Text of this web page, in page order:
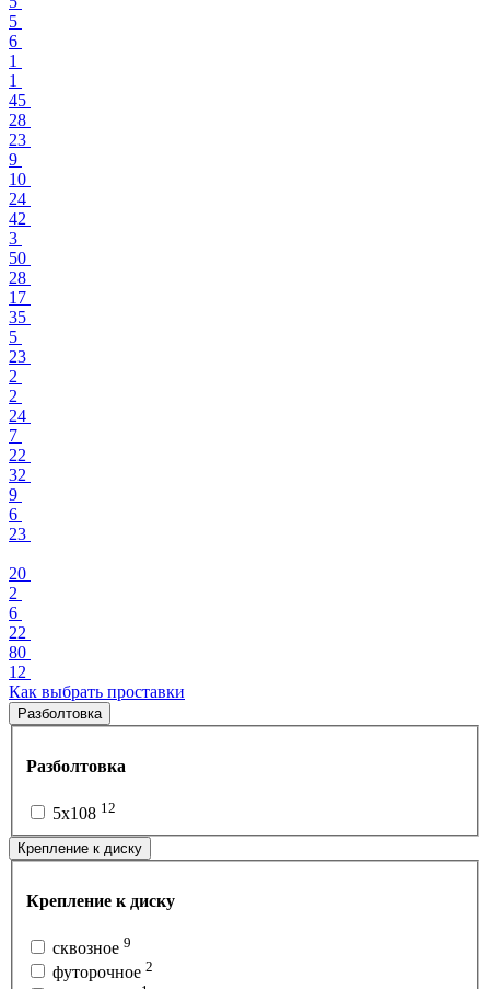
5
6
1
1
45
28
23
9
10
24
42
3
50
28
17
35
5
23
2
2
24
7
22
32
9
6
23
20
2
6
22
80
12
Как выбрать проставки
Разболтовка
Разболтовка
5x108 12
Крепление к диску
Крепление к диску
сквозное 9
футорочное 2